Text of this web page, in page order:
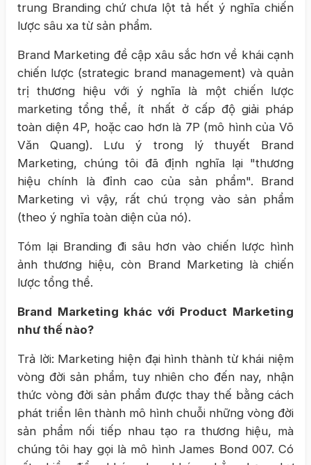
trung Branding chứ chưa lột tả hết ý nghĩa chiến
lược sâu xa từ sản phẩm.
Brand Marketing đề cập xâu sắc hơn về khái cạnh
chiến lược (strategic brand management) và quản
trị thương hiệu với ý nghĩa là một chiến lược
marketing tổng thể, ít nhất ở cấp độ giải pháp
toàn diện 4P, hoặc cao hơn là 7P (mô hình của Võ
Văn Quang). Lưu ý trong lý thuyết Brand
Marketing, chúng tôi đã định nghĩa lại "thương
hiệu chính là đỉnh cao của sản phẩm". Brand
Marketing vì vậy, rất chú trọng vào sản phẩm
(theo ý nghĩa toàn diện của nó).
Tóm lại Branding đi sâu hơn vào chiến lược hình
ảnh thương hiệu, còn Brand Marketing là chiến
lược tổng thể.
Brand Marketing khác với Product Marketing
như thế nào?
Trả lời: Marketing hiện đại hình thành từ khái niệm
vòng đời sản phẩm, tuy nhiên cho đến nay, nhận
thức vòng đời sản phẩm được thay thế bằng cách
phát triển lên thành mô hình chuỗi những vòng đời
sản phẩm nối tiếp nhau tạo ra thương hiệu, mà
chúng tôi hay gọi là mô hình James Bond 007. Có